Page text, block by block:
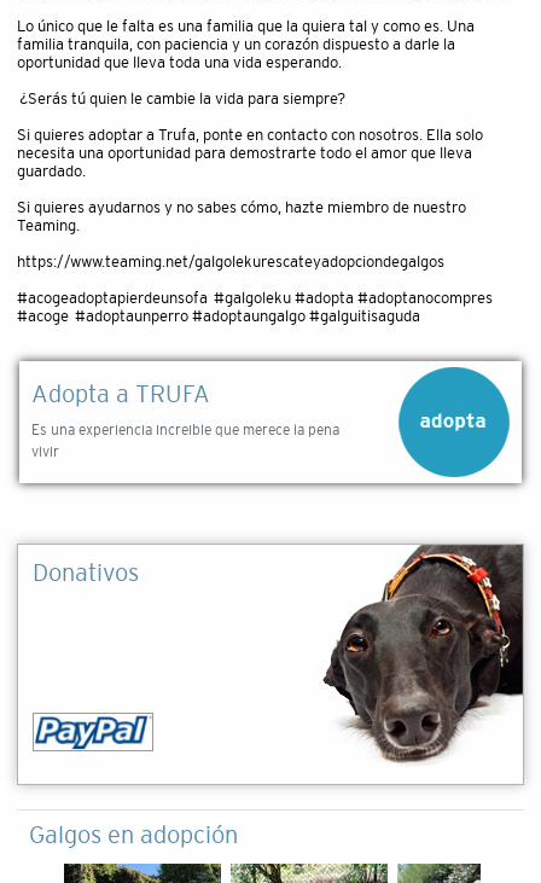
Lo único que le falta es una familia que la quiera tal y como es. Una
familia tranquila, con paciencia y un corazón dispuesto a darle la
oportunidad que lleva toda una vida esperando.
¿Serás tú quien le cambie la vida para siempre?
Si quieres adoptar a Trufa, ponte en contacto con nosotros. Ella solo
necesita una oportunidad para demostrarte todo el amor que lleva
guardado.
Si quieres ayudarnos y no sabes cómo, hazte miembro de nuestro
Teaming.
https://www.teaming.net/galgolekurescateyadopciondegalgos
#acogeadoptapierdeunsofa #galgoleku #adopta #adoptanocompres
#acoge #adoptaunperro #adoptaungalgo #galguitisaguda
Adopta a TRUFA
Es una experiencia increible que merece la pena
vivir
Donativos
Galgos en adopción